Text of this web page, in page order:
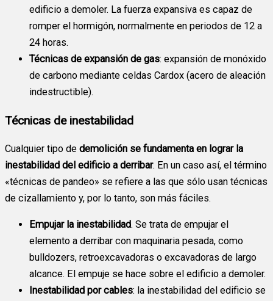
edificio a demoler. La fuerza expansiva es capaz de
romper el hormigón, normalmente en periodos de 12 a
24 horas.
Técnicas de expansión de gas: expansión de monóxido
de carbono mediante celdas Cardox (acero de aleación
indestructible).
Técnicas de inestabilidad
Cualquier tipo de demolición se fundamenta en lograr la
inestabilidad del edificio a derribar. En un caso así, el término
«técnicas de pandeo» se refiere a las que sólo usan técnicas
de cizallamiento y, por lo tanto, son más fáciles.
Empujar la inestabilidad. Se trata de empujar el
elemento a derribar con maquinaria pesada, como
bulldozers, retroexcavadoras o excavadoras de largo
alcance. El empuje se hace sobre el edificio a demoler.
Inestabilidad por cables: la inestabilidad del edificio se